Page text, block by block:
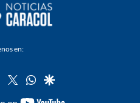
en:
instagram
twitterwhatsapp
google